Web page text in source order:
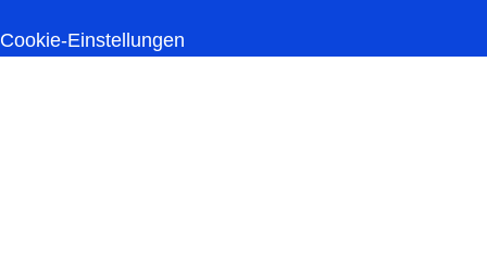
Cookie-Einstellungen